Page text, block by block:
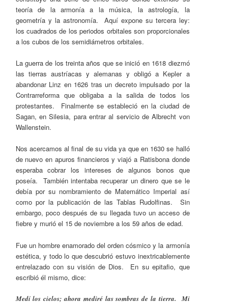
teoría de la armonía a la música, la astrología, la
geometría y la astronomía. Aquí expone su tercera ley:
los cuadrados de los periodos orbitales son proporcionales
a los cubos de los semidiámetros orbitales.
La guerra de los treinta años que se inició en 1618 diezmó
las tierras austríacas y alemanas y obligó a Kepler a
abandonar Linz en 1626 tras un decreto impulsado por la
Contrarreforma que obligaba a la salida de todos los
protestantes. Finalmente se estableció en la ciudad de
Sagan, en Silesia, para entrar al servicio de Albrecht von
Wallenstein.
Nos acercamos al final de su vida ya que en 1630 se halló
de nuevo en apuros financieros y viajó a Ratisbona donde
esperaba cobrar los intereses de algunos bonos que
poseía. También intentaba recuperar un dinero que se le
debía por su nombramiento de Matemático Imperial así
como por la publicación de las Tablas Rudolfinas. Sin
embargo, poco después de su llegada tuvo un acceso de
fiebre y murió el 15 de noviembre a los 59 años de edad.
Fue un hombre enamorado del orden cósmico y la armonía
estética, y todo lo que descubrió estuvo inextricablemente
entrelazado con su visión de Dios. En su epitafio, que
escribió él mismo, dice:
Medí los cielos; ahora mediré las sombras de la tierra. Mi